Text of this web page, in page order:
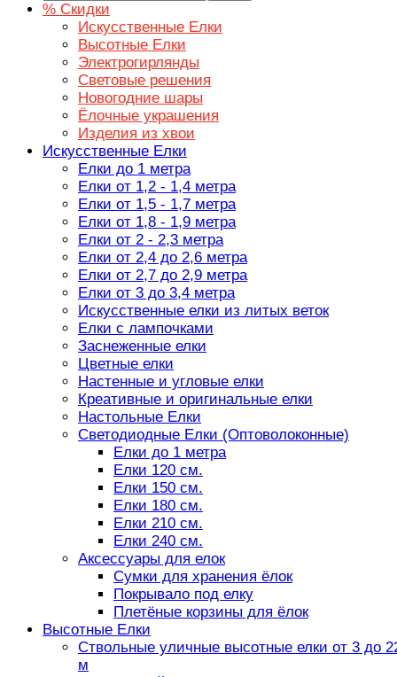
% Скидки
Искусственные Елки
Высотные Елки
Электрогирлянды
Световые решения
Новогодние шары
Ёлочные украшения
Изделия из хвои
Искусственные Елки
Елки до 1 метра
Елки от 1,2 - 1,4 метра
Елки от 1,5 - 1,7 метра
Елки от 1,8 - 1,9 метра
Елки от 2 - 2,3 метра
Елки от 2,4 до 2,6 метра
Елки от 2,7 до 2,9 метра
Елки от 3 до 3,4 метра
Искусственные елки из литых веток
Елки с лампочками
Заснеженные елки
Цветные елки
Настенные и угловые елки
Креативные и оригинальные елки
Настольные Елки
Светодиодные Елки (Оптоволоконные)
Елки до 1 метра
Елки 120 см.
Елки 150 см.
Елки 180 см.
Елки 210 см.
Елки 240 см.
Аксессуары для елок
Сумки для хранения ёлок
Покрывало под елку
Плетёные корзины для ёлок
Высотные Елки
Ствольные уличные высотные елки от 3 до
м